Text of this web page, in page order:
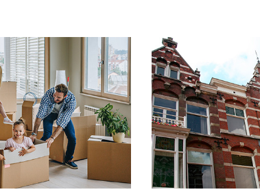
heeft een geweldige, centrale ligging. Het
het centraal station van Den Haag zijn binnen 10
te bereiken. Scheveningen met een variëteit aan
bars en uitgaansgelegenheden ligt op 15
nabijheid van openbaar vervoer (bus 20, 23, 29,